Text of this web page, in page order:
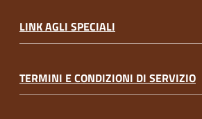
LINK AGLI SPECIALI
TERMINI E CONDIZIONI DI SERVIZIO